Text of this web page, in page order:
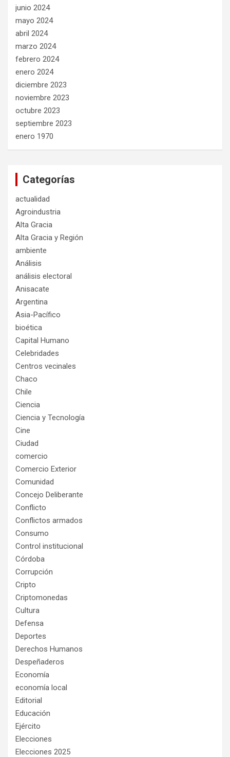
junio 2024
mayo 2024
abril 2024
marzo 2024
febrero 2024
enero 2024
diciembre 2023
noviembre 2023
octubre 2023
septiembre 2023
enero 1970
Categorías
actualidad
Agroindustria
Alta Gracia
Alta Gracia y Región
ambiente
Análisis
análisis electoral
Anisacate
Argentina
Asia-Pacífico
bioética
Capital Humano
Celebridades
Centros vecinales
Chaco
Chile
Ciencia
Ciencia y Tecnología
Cine
Ciudad
comercio
Comercio Exterior
Comunidad
Concejo Deliberante
Conflicto
Conflictos armados
Consumo
Control institucional
Córdoba
Corrupción
Cripto
Criptomonedas
Cultura
Defensa
Deportes
Derechos Humanos
Despeñaderos
Economía
economía local
Editorial
Educación
Ejército
Elecciones
Elecciones 2025